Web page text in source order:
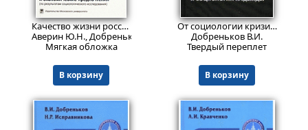
378
Качество жизни российских граждан и его влияние на политические и экономические предпочтения
Аверин Ю.Н., Добреньков В.И., Добренькова Е.В.
Мягкая обложка
В корзину
Пред.заказ!
От социологии кризиса к социологии надежды
Добреньков В.И.
Твердый переплет
В корзину